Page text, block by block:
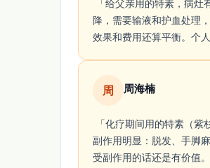
降，需要输液和护血处理
效果和费用还算平衡。个
周 周海楠
副作用明显：脱发、手脚
受副作用的话还是有价值